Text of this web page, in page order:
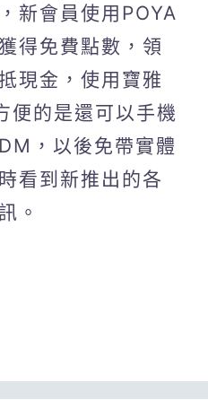
新會員使用POYA
得免費點數，領
現金，使用寶雅
便的是還可以手機
，以後免帶實體
看到新推出的各
。